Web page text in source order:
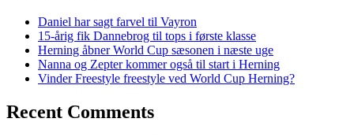
Daniel har sagt farvel til Vayron
15-årig fik Dannebrog til tops i første klasse
Herning åbner World Cup sæsonen i næste uge
Nanna og Zepter kommer også til start i Herning
Vinder Freestyle freestyle ved World Cup Herning?
Recent Comments